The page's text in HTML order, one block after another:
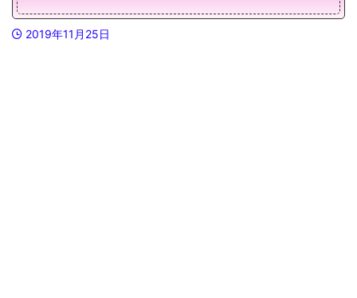
2019年11月25日